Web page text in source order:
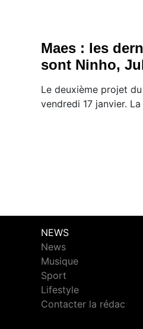
Maes : les
sont Ninho,
Le deuxième projet
vendredi 17 janvier.
NEWS
News
Musique
Sport
Lifestyle
Contacter la rédac